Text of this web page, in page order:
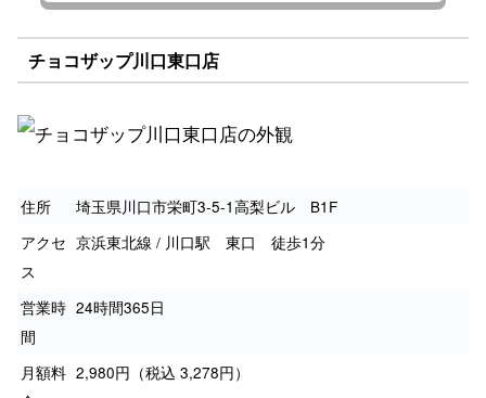
チョコザップ川口東口店
住所
埼玉県川口市栄町3-5-1高梨ビル B1F
アクセ
ス
京浜東北線 / 川口駅 東口 徒歩1分
営業時
間
24時間365日
月額料 2,980円（税込 3,278円）